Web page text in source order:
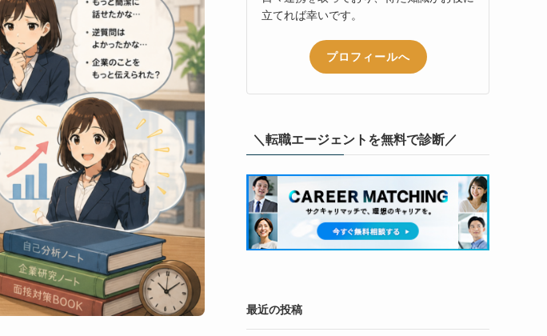
立てれば幸いです。
プロフィールへ
＼転職エージェントを無料で診断／
最近の投稿